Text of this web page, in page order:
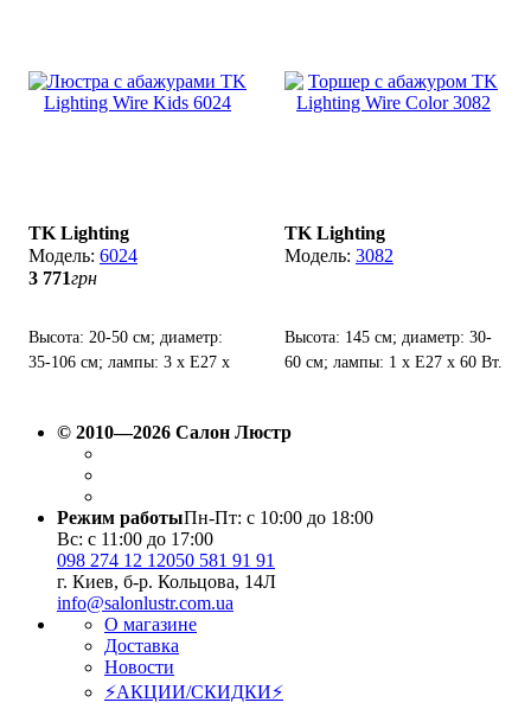
TK Lighting
6024
3 771грн
Высота: 20-50 см; диаметр:
35-106 см; лампы: 3 х Е27 х
TK Lighting
3082
Высота: 145 см; диаметр: 30-
60 см; лампы: 1 х Е27 х 60 Вт.
© 2010—2026 Салон Люстр
Режим работыПн-Пт: с 10:00 до 18:00
Вс: с 11:00 до 17:00
098 274 12 12050 581 91 91
г. Киев, б-р. Кольцова, 14Л
info@salonlustr.com.ua
О магазине
Доставка
Новости
⚡АКЦИИ/СКИДКИ⚡